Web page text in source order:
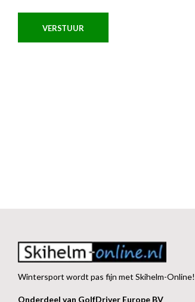
VERSTUUR
Wintersport wordt pas fijn met Skihelm-Online!
Onderdeel van GolfDriver Europe BV